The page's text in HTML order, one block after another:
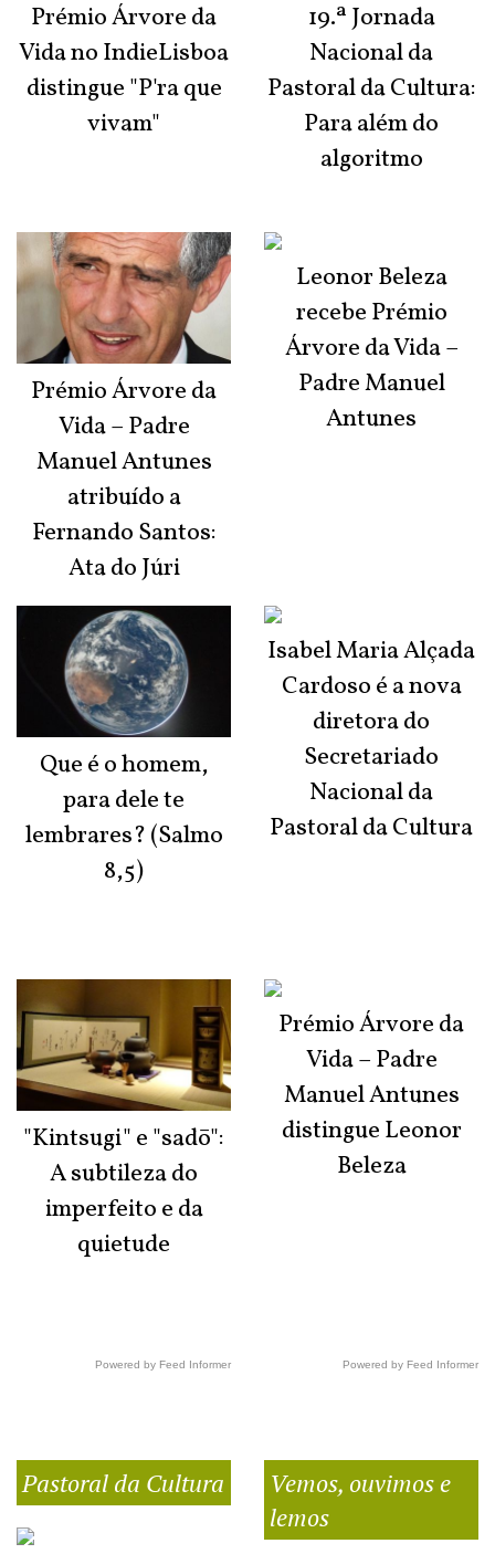
Prémio Árvore da
Vida no IndieLisboa
distingue "P'ra que
vivam"
Prémio Árvore da
Vida – Padre
Manuel Antunes
atribuído a
Fernando Santos:
Ata do Júri
Que é o homem,
para dele te
lembrares? (Salmo
8,5)
"Kintsugi" e "sadō":
A subtileza do
imperfeito e da
quietude
Powered by Feed Informer
19.ª Jornada
Nacional da
Pastoral da Cultura:
Para além do
algoritmo
Leonor Beleza
recebe Prémio
Árvore da Vida –
Padre Manuel
Antunes
Isabel Maria Alçada
Cardoso é a nova
diretora do
Secretariado
Nacional da
Pastoral da Cultura
Prémio Árvore da
Vida – Padre
Manuel Antunes
distingue Leonor
Beleza
Powered by Feed Informer
Pastoral da Cultura
Vemos, ouvimos e
lemos